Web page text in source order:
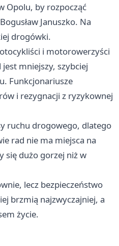
Opolu, by rozpocząć
Januszko. Na
drogówki.
i motorowerzyści
mniejszy, szybciej
Funkcjonariusze
i rezygnacji z ryzykownej
ruchu drogowego, dlatego
rad nie ma miejsca na
się dużo gorzej niż w
lecz bezpieczeństwo
brzmią najzwyczajniej, a
życie.